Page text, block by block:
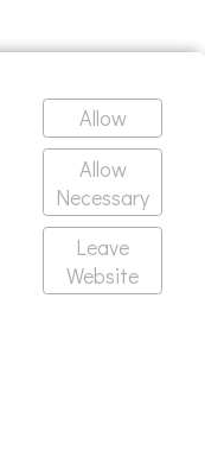
Allow
Allow
Necessary
Leave
Website